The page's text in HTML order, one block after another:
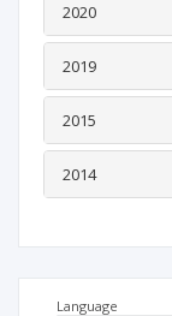
2020
2019
2015
2014
Language